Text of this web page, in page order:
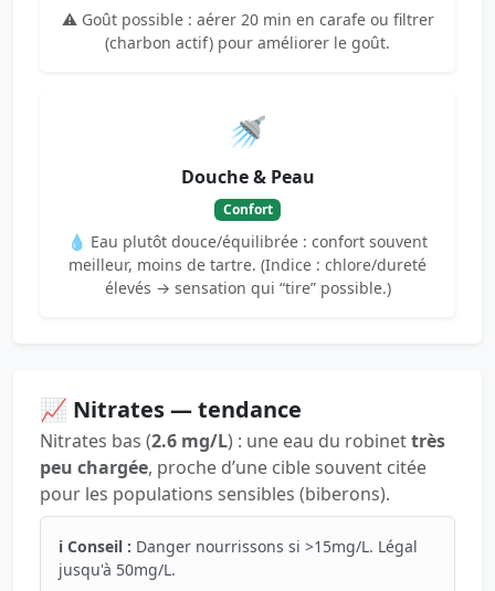
⚠️ Goût possible : aérer 20 min en carafe ou filtrer
(charbon actif) pour améliorer le goût.
🚿
Douche & Peau
Confort
💧 Eau plutôt douce/équilibrée : confort souvent
meilleur, moins de tartre. (Indice : chlore/dureté
élevés → sensation qui “tire” possible.)
📈 Nitrates — tendance
Nitrates bas (2.6 mg/L) : une eau du robinettrès
peu chargée, proche d’une cible souvent citée
pour les populations sensibles (biberons).
ℹ️ Conseil : Danger nourrissons si >15mg/L. Légal
jusqu'à 50mg/L.